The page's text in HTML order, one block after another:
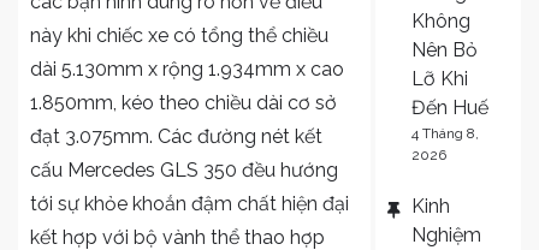
này khi chiếc xe có tổng thể chiều
dài 5.130mm x rộng 1.934mm x cao
1.850mm, kéo theo chiều dài cơ sở
đạt 3.075mm. Các đường nét kết
cấu Mercedes GLS 350 đều hướng
tới sự khỏe khoắn đậm chất hiện đại
kết hợp với bộ vành thể thao hợp
Không
Nên Bỏ
Lỡ Khi
Đến Huế
4 Tháng 8,
2026
Kinh
Nghiệm